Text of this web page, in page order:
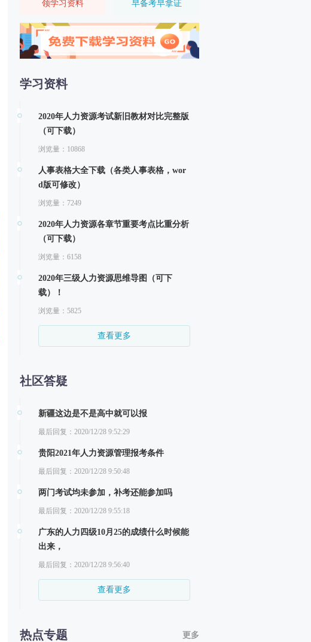
11、生产者的组织形式和企业理论
12、生产函数和生产曲线（一）
13、生产函数和生产曲线（二）
15、成本函数和成本曲线（二）
16、市场结构的类型
领学习资料
早备考早拿证
学习资料
2020年人力资源考试新旧教材对比完整版
（可下载）
浏览量：10868
人事表格大全下载（各类人事表格，wor
d版可修改）
浏览量：7249
2020年人力资源各章节重要考点比重分析
（可下载）
浏览量：6158
2020年三级人力资源思维导图（可下
载）！
浏览量：5825
查看更多
社区答疑
新疆这边是不是高中就可以报
最后回复：2020/12/28 9:52:29
贵阳2021年人力资源管理报考条件
最后回复：2020/12/28 9:50:48
两门考试均未参加，补考还能参加吗
最后回复：2020/12/28 9:55:18
广东的人力四级10月25的成绩什么时候能
出来，
最后回复：2020/12/28 9:56:40
查看更多
热点专题 更多